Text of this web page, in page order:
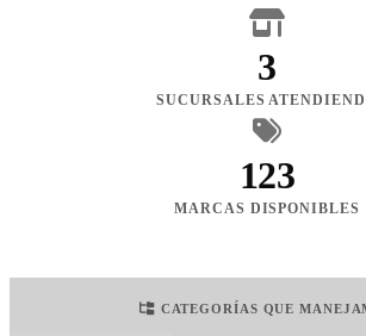
3
SUCURSALES
123
MARCAS DISPONIBLES
CATEGORÍAS QUE